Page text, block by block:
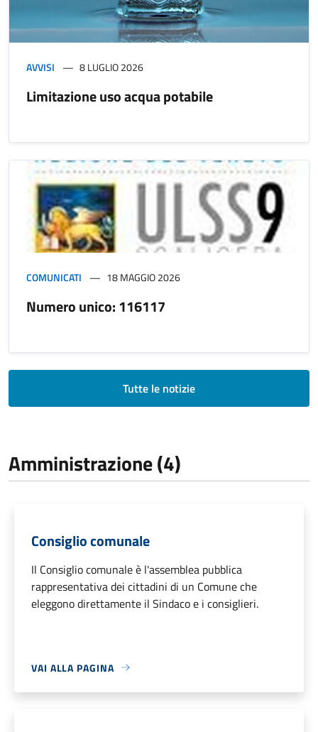
AVVISI 8 LUGLIO 2026
Limitazione uso acqua potabile
COMUNICATI 18 MAGGIO 2026
Numero unico: 116117
Tutte le notizie
Amministrazione (4)
Consiglio comunale
Il Consiglio comunale è l'assemblea pubblica
rappresentativa dei cittadini di un Comune che
eleggono direttamente il Sindaco e i consiglieri.
VAI ALLA PAGINA